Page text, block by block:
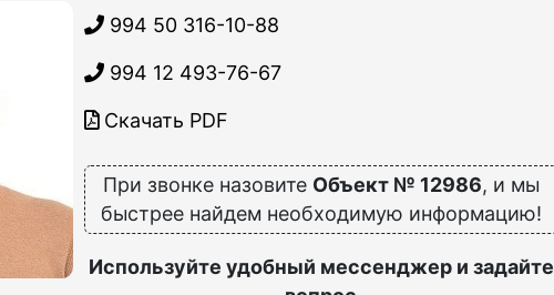
994 50 316-10-88
994 12 493-76-67
Скачать PDF
При звонке назовите Объект № 12986, и мы
быстрее найдем необходимую информацию!
Используйте удобный мессенджер и задайте